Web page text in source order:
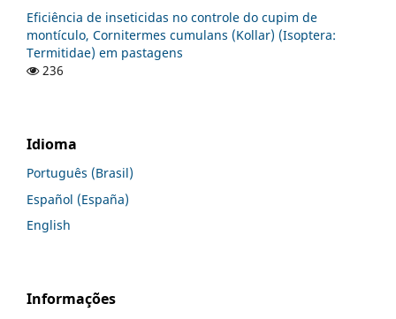
Eficiência de inseticidas no controle do cupim de
montículo, Cornitermes cumulans (Kollar) (Isoptera:
Termitidae) em pastagens
236
Idioma
Português (Brasil)
Español (España)
English
Informações